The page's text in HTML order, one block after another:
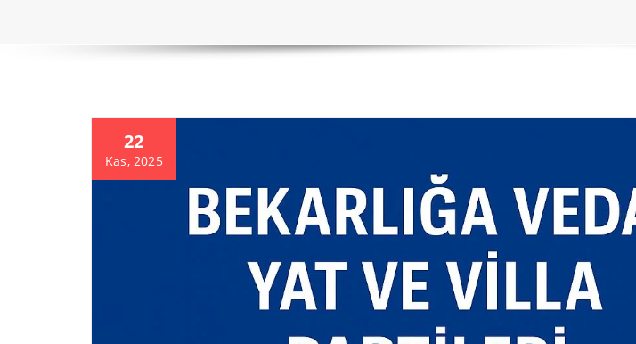
22
Kas, 2025